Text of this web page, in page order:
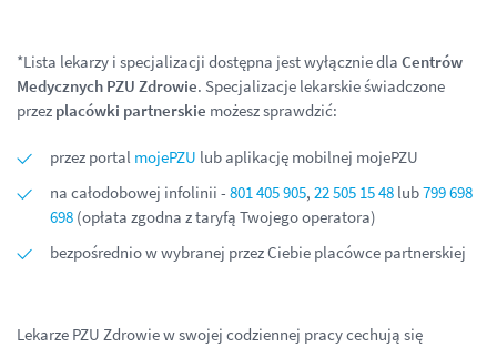
*Lista lekarzy i specjalizacji dostępna jest wyłącznie dla Centrów
Medycznych PZU Zdrowie. Specjalizacje lekarskie świadczone
przez placówki partnerskie możesz sprawdzić:
przez portal mojePZU lub aplikację mobilnej mojePZU
na całodobowej infolinii - 801 405 905, 22 505 15 48 lub799 698
698 (opłata zgodna z taryfą Twojego operatora)
bezpośrednio w wybranej przez Ciebie placówce partnerskiej
Lekarze PZU Zdrowie w swojej codziennej pracy cechują się